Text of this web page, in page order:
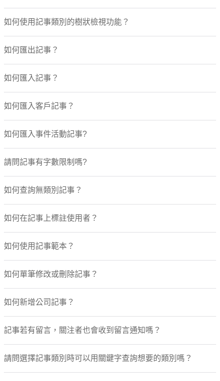
如何使用記事類別的樹狀檢視功能？
如何匯出記事？
如何匯入記事？
如何匯入客戶記事？
如何匯入事件活動記事?
請問記事有字數限制嗎?
如何查詢無類別記事？
如何在記事上標註使用者？
如何使用記事範本？
如何單筆修改或刪除記事？
如何新增公司記事？
記事若有留言，關注者也會收到留言通知嗎？
請問選擇記事類別時可以用關鍵字查詢想要的類別嗎？